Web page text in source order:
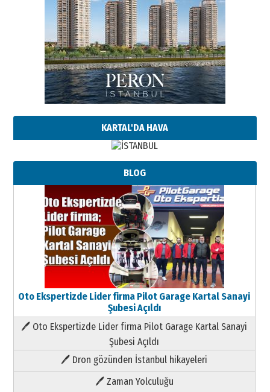
KARTAL'DA HAVA
BLOG
Oto Ekspertizde Lider firma Pilot Garage Kartal Sanayi
Şubesi Açıldı
🖊 Oto Ekspertizde Lider firma Pilot Garage Kartal Sanayi
Şubesi Açıldı
🖊 Dron gözünden İstanbul hikayeleri
🖊 Zaman Yolculuğu